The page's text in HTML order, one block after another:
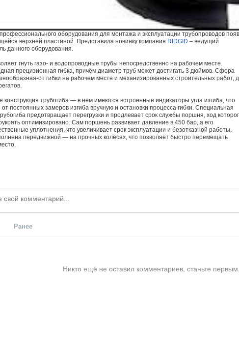
оборудования для монтажа и эксплуатации трубопроводов
верхней пластиной. Предcтавила новинку компания RIDGID – ведущий
данного оборудования.
гнуть газо- и водопроводные трубы непосредственно на рабочем месте.
прецизионная гибка, причём диаметр труб может достигать 3 дюймов. Сфера
от гибки на рабочем месте и механизированных строительных работ,
конструкция трубогиба — в нём имеются встроенные индикаторы угла изгиба, что
от постоянных замеров изгиба вручную и остановки процесса гибки. Специальная
предотвращает перегрузки и продлевает срок службы поршня, ход
оптимизировано. Сам поршень развивает давление в 450 бар, а его
уплотнения, что увеличивает срок эксплуатации и безотказной работы.
передвижной — на прочных колёсах, что позволяет быстро перемещать
Ранее
Никто ещё не оставил комментариев, станьте первым.